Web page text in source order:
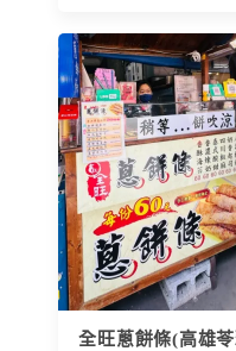
全旺蔥餅條(高雄